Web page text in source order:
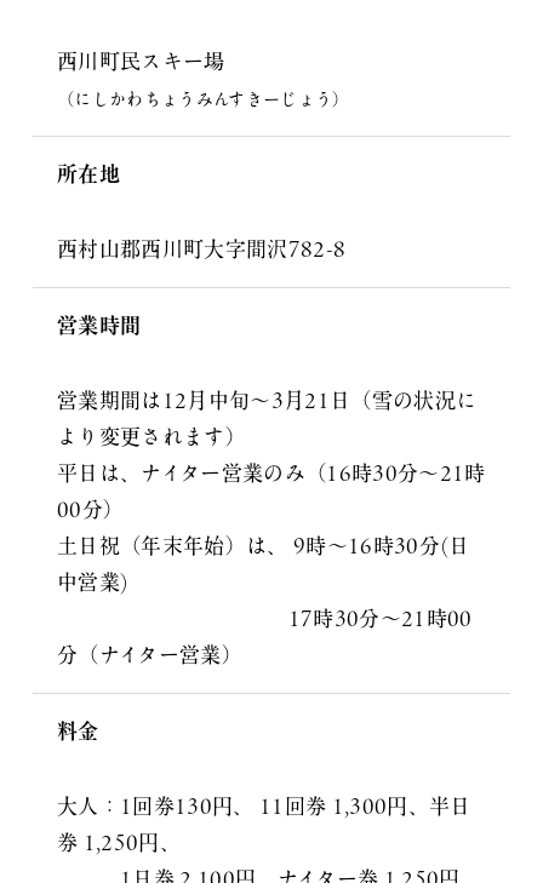
西川町民スキー場
（にしかわちょうみんすきーじょう）
所在地
西村山郡西川町大字間沢782-8
営業時間
営業期間は12月中旬～3月21日（雪の状況に
より変更されます）
平日は、ナイター営業のみ（16時30分～21時
00分）
土日祝（年末年始）は、 9時～16時30分(日
中営業)
17時30分～21時00
分（ナイター営業）
料金
大人：1回券130円、 11回券 1,300円、半日
券 1,250円、
1日券 2,100円、ナイター券 1,250円、